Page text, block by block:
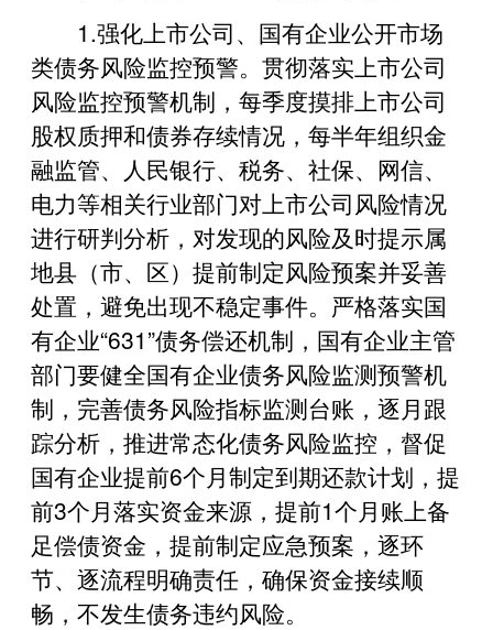
1.强化上市公司、国有企业公开市场
类债务风险监控预警。贯彻落实上市公司
风险监控预警机制，每季度摸排上市公司
股权质押和债券存续情况，每半年组织金
融监管、人民银行、税务、社保、网信、
电力等相关行业部门对上市公司风险情况
进行研判分析，对发现的风险及时提示属
地县（市、区）提前制定风险预案并妥善
处置，避免出现不稳定事件。严格落实国
有企业“631”债务偿还机制，国有企业主管
部门要健全国有企业债务风险监测预警机
制，完善债务风险指标监测台账，逐月跟
踪分析，推进常态化债务风险监控，督促
国有企业提前6个月制定到期还款计划，提
前3个月落实资金来源，提前1个月账上备
足偿债资金，提前制定应急预案，逐环
节、逐流程明确责任，确保资金接续顺
畅，不发生债务违约风险。